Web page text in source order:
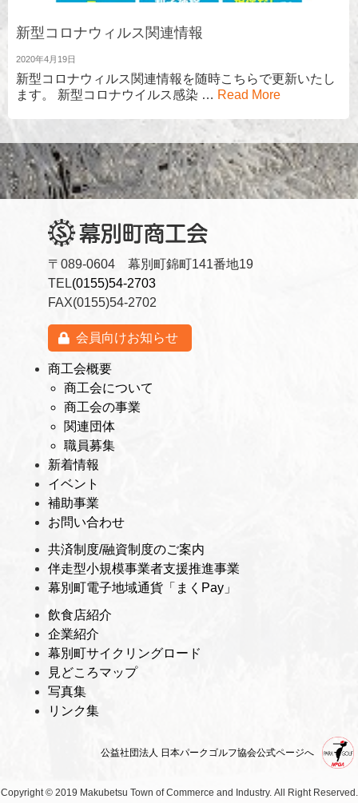
新型コロナウィルス関連情報
2020年4月19日
新型コロナウィルス関連情報を随時こちらで更新いたし
ます。 新型コロナウイルス感染 … Read More
〒089-0604 幕別町錦町141番地19
TEL(0155)54-2703
FAX(0155)54-2702
会員向けお知らせ
商工会概要
商工会について
商工会の事業
関連団体
職員募集
新着情報
イベント
補助事業
お問い合わせ
共済制度/融資制度のご案内
伴走型小規模事業者支援推進事業
幕別町電子地域通貨「まくPay」
飲食店紹介
企業紹介
幕別町サイクリングロード
見どころマップ
写真集
リンク集
公益社団法人 日本パークゴルフ協会公式ページへ
Copyright © 2019 Makubetsu Town of Commerce and Industry. All Right Reserved.